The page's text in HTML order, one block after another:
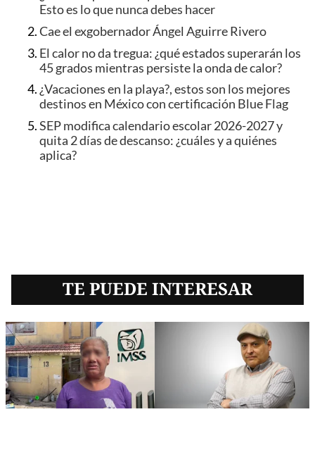
Esto es lo que nunca debes hacer
Cae el exgobernador Ángel Aguirre Rivero
El calor no da tregua: ¿qué estados superarán los
45 grados mientras persiste la onda de calor?
¿Vacaciones en la playa?, estos son los mejores
destinos en México con certificación Blue Flag
SEP modifica calendario escolar 2026-2027 y
quita 2 días de descanso: ¿cuáles y a quiénes
aplica?
TE PUEDE INTERESAR